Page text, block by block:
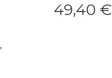
49,40 €